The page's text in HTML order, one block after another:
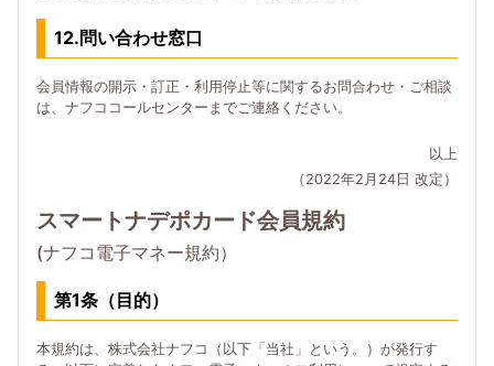
12.問い合わせ窓口
会員情報の開示・訂正・利用停止等に関するお問合わせ・ご相談
は、ナフココールセンターまでご連絡ください。
以上
（2022年2月24日 改定）
スマートナデポカード会員規約
(ナフコ電子マネー規約）
第1条（目的）
本規約は、株式会社ナフコ（以下「当社」という。）が発行す